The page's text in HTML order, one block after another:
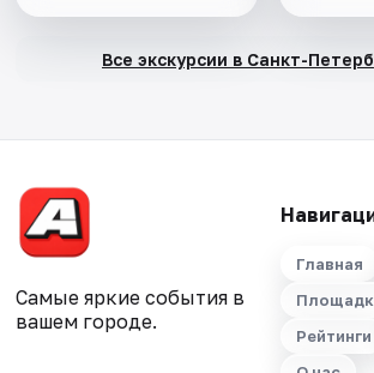
Все экскурсии в Санкт-
Самые яркие события в
вашем городе.
Главная
Рейтинги